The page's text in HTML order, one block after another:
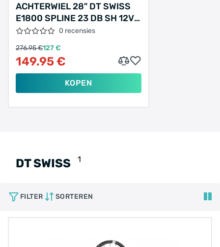
ACHTERWIEL 28" DT SWISS
E1800 SPLINE 23 DB SH 12V
DISC CL ALUMINIUM ZWART
0 recensies
276.95 €127 €
149.95 €
KOPEN
DT SWISS 1
FILTER SORTEREN